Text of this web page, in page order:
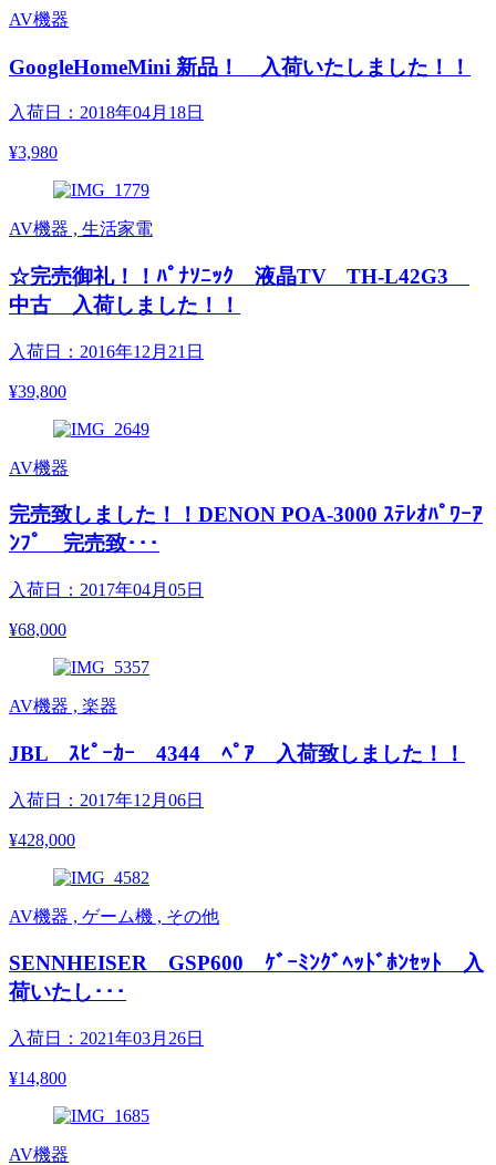
AV機器
GoogleHomeMini 新品！ 入荷いたしました！！
入荷日：2018年04月18日
¥3,980
AV機器 , 生活家電
☆完売御礼！！ﾊﾟﾅｿﾆｯｸ 液晶TV TH-L42G3
中古 入荷しました！！
入荷日：2016年12月21日
¥39,800
AV機器
完売致しました！！DENON POA-3000 ｽﾃﾚｵﾊﾟﾜｰｱ
ﾝﾌﾟ 完売致･･･
入荷日：2017年04月05日
¥68,000
AV機器 , 楽器
JBL ｽﾋﾟｰｶｰ 4344 ﾍﾟｱ 入荷致しました！！
入荷日：2017年12月06日
¥428,000
AV機器 , ゲーム機 , その他
SENNHEISER GSP600 ｹﾞｰﾐﾝｸﾞﾍｯﾄﾞﾎﾝｾｯﾄ 入
荷いたし･･･
入荷日：2021年03月26日
¥14,800
AV機器